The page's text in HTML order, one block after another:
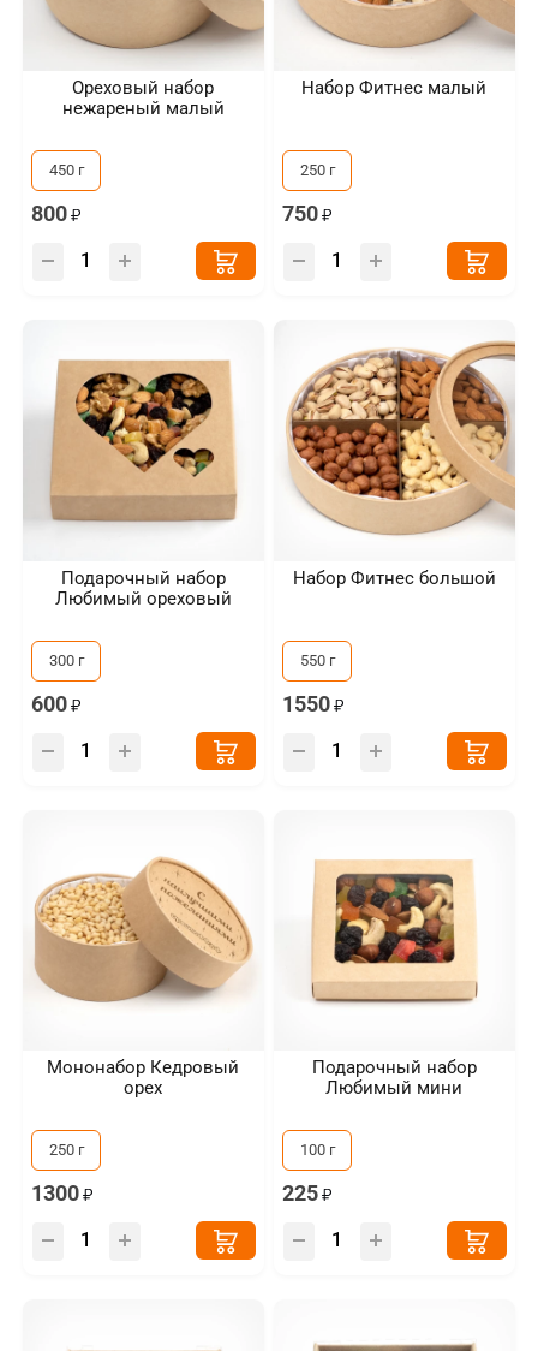
Ореховый набор
нежареный малый
450 г
800
Набор Фитнес малый
250 г
750
Подарочный набор
Любимый ореховый
300 г
600
Набор Фитнес большой
550 г
1550
Мононабор Кедровый
орех
250 г
1300
Подарочный набор
Любимый мини
100 г
225